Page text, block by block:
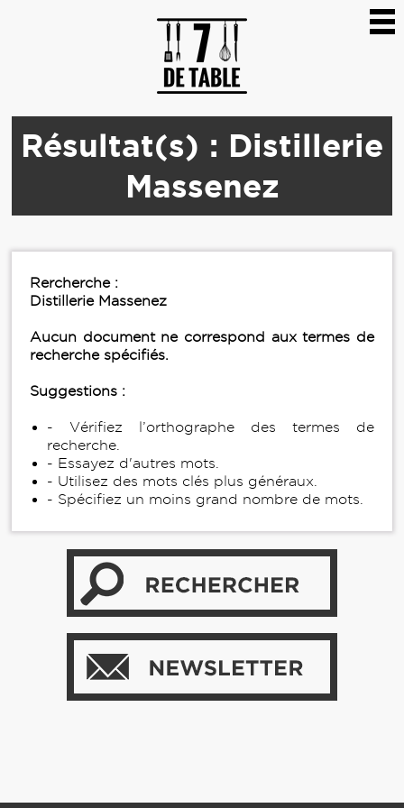
Résultat(s) : Distillerie
Massenez
Rercherche :
Distillerie Massenez
Aucun document ne correspond aux termes de
recherche spécifiés.
Suggestions :
- Vérifiez l’orthographe des termes de
recherche.
- Essayez d'autres mots.
- Utilisez des mots clés plus généraux.
- Spécifiez un moins grand nombre de mots.